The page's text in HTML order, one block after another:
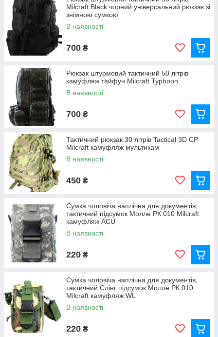
Milcraft Black чорний універсальний рюкзак зі
знімною сумкою
В наявності
700 ₴
Рюкзак штурмовий тактичний 50 літрів
камуфляж тайфун Milcraft Typhoon
В наявності
700 ₴
Тактичний рюкзак 30 літрів Tactical 3D CP
Milcraft камуфляж мультикам
В наявності
450 ₴
Сумка чоловіча наплічна для документів,
тактичний підсумок Молле РК 010 Milcraft
камуфляж ACU
В наявності
220 ₴
Сумка чоловіча наплічна для документів,
тактичний Слінг підсумок Молле РК 010
Milcraft камуфляж WL
В наявності
220 ₴